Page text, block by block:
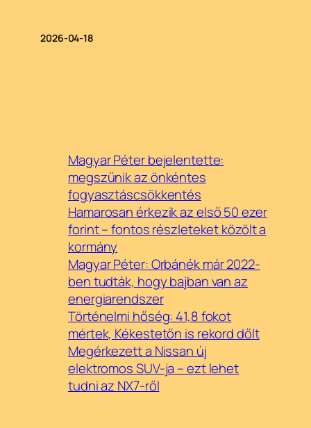
2026-04-18
Magyar Péter bejelentette:
megszűnik az önkéntes
fogyasztáscsökkentés
Hamarosan érkezik az első 50 ezer
forint – fontos részleteket közölt a
kormány
Magyar Péter: Orbánék már 2022-
ben tudták, hogy bajban van az
energiarendszer
Történelmi hőség: 41,8 fokot
mértek, Kékestetőn is rekord dőlt
Megérkezett a Nissan új
elektromos SUV-ja – ezt lehet
tudni az NX7-ről